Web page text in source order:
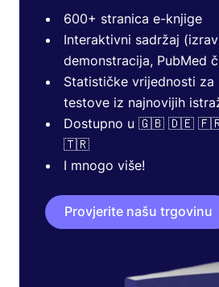
600+ stranica e-knjige
Interaktivni sadržaj
demonstracija, PubMed
Statističke vrijednosti za
testove iz najnovijih
Dostupno u 🇬🇧 🇩🇪
🇹🇷
I mnogo više!
Provjerite našu trgovinu